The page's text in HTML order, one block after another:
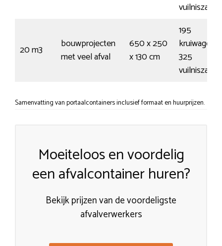
20 m3
bouwprojecten
met veel afval
650 x 250
x 130 cm
195
325
Samenvatting van portaalcontainers inclusief formaat en huurprijzen.
Moeiteloos en voordelig
een afvalcontainer huren?
Bekijk prijzen van de voordeligste
afvalverwerkers